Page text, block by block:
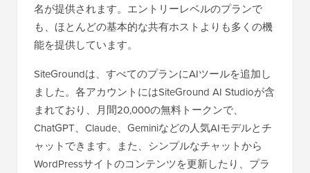
名が提供されます。エントリーレベルのプランで
も、ほとんどの基本的な共有ホストよりも多くの機
能を提供しています。
SiteGroundは、すべてのプランにAIツールを追加し
ました。各アカウントにはSiteGround AI Studioが含
まれており、月間20,000の無料トークンで、
ChatGPT、Claude、Geminiなどの人気AIモデルとチ
ャットできます。また、シンプルなチャットから
WordPressサイトのコンテンツを更新したり、プラ